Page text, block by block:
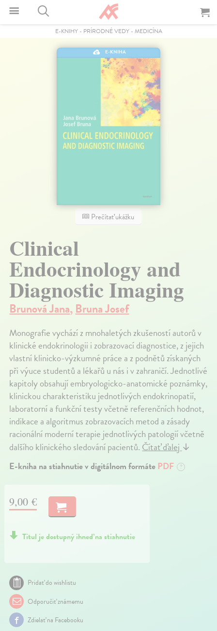
E-KNIHY- PRÍRODNÉ VEDY- MEDICÍNA
E-KNIHA
Prečítať ukážku
Clinical
Endocrinology and
Diagnostic Imaging
Brunová Jana,Bruna Josef
Monografie vychází z mnohaletých zkušeností autorů v
klinické endokrinologii i zobrazovací diagnostice, z jejich
vlastní klinicko-výzkumné práce a z podnětů získaných
při výuce studentů a lékařů u nás i v zahraničí. Jednotlivé
kapitoly obsahují embryologicko-anatomické poznámky,
klinickou charakteristiku jednotlivých endokrinopatií,
laboratorní a funkční testy včetně referenčních hodnot,
indikace a algoritmus zobrazovacích metod a zásady
racionální moderní terapie jednotlivých patologií včetně
dalšího klinického sledování pacientů.Čítať ďalej↓
E-kniha na stiahnutie v digitálnom formátePDF ?
9,00 €
Titul je dostupný ihneď na stiahnutie
Pridať do wishlistu
Odporučiť známemu
Zdielať na Facebooku